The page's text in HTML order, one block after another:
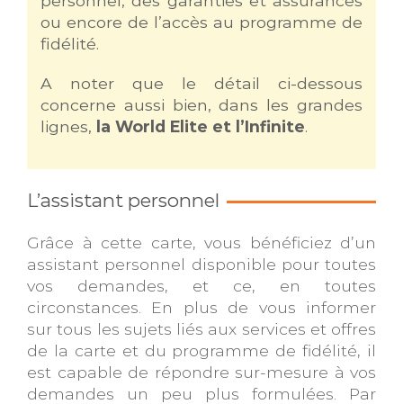
ou encore de l’accès au programme de
fidélité.
A noter que le détail ci-dessous
concerne aussi bien, dans les grandes
lignes, la World Elite et l’Infinite.
L’assistant personnel
Grâce à cette carte, vous bénéficiez d’un
assistant personnel disponible pour toutes
vos demandes, et ce, en toutes
circonstances. En plus de vous informer
sur tous les sujets liés aux services et offres
de la carte et du programme de fidélité, il
est capable de répondre sur-mesure à vos
demandes un peu plus formulées. Par